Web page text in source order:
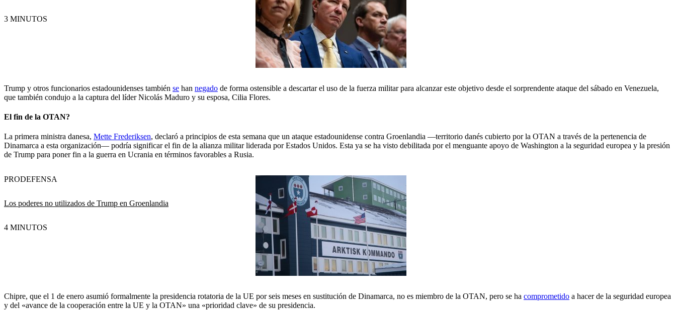
3 MINUTOS
Trump y otros funcionarios estadounidenses también se han negado de forma ostensible a descartar el uso de la fuerza militar para alcanzar este objetivo desde el sorprendente ataque del sábado en Venezuela,
que también condujo a la captura del líder Nicolás Maduro y su esposa, Cilia Flores.
El fin de la OTAN?
La primera ministra danesa, Mette Frederiksen, declaró a principios de esta semana que un ataque estadounidense contra Groenlandia —territorio danés cubierto por la OTAN a través de la pertenencia de
Dinamarca a esta organización— podría significar el fin de la alianza militar liderada por Estados Unidos. Esta ya se ha visto debilitada por el menguante apoyo de Washington a la seguridad europea y la presión
de Trump para poner fin a la guerra en Ucrania en términos favorables a Rusia.
Los poderes no utilizados de Trump en Groenlandia
PRODEFENSA
4 MINUTOS
Chipre, que el 1 de enero asumió formalmente la presidencia rotatoria de la UE por seis meses en sustitución de Dinamarca, no es miembro de la OTAN, pero se ha comprometido a hacer de la seguridad europea
y del «avance de la cooperación entre la UE y la OTAN» una «prioridad clave» de su presidencia.